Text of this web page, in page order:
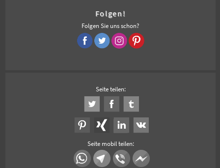
Folgen!
Folgen Sie uns schon?
Seite teilen:
Seite mobil teilen: